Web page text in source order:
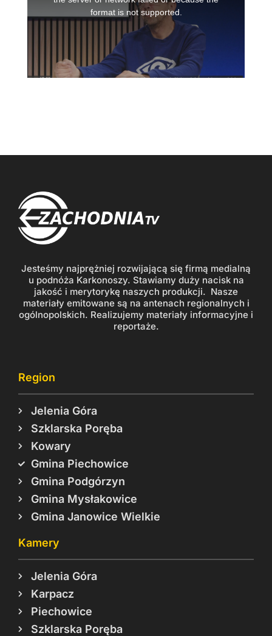
Jesteśmy najprężniej rozwijającą się firmą medialną
u podnóża Karkonoszy. Stawiamy duży nacisk na
jakość i merytorykę naszych produkcji. Nasze
materiały emitowane są na antenach regionalnych i
ogólnopolskich. Realizujemy materiały informacyjne i
reportaże.
Region
Jelenia Góra
Szklarska Poręba
Kowary
Gmina Piechowice
Gmina Podgórzyn
Gmina Mysłakowice
Gmina Janowice Wielkie
Kamery
Jelenia Góra
Karpacz
Piechowice
Szklarska Poręba